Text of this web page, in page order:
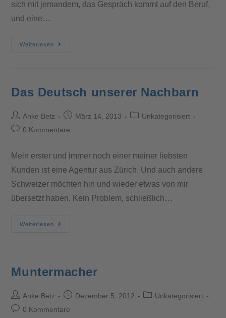
sich mit jemandem, das Gespräch kommt auf den Beruf,
und eine…
Weiterlesen
Das Deutsch unserer Nachbarn
Anke Betz März 14, 2013
Unkategorisiert
0 Kommentare
Mein erster und immer noch einer meiner liebsten
Kunden ist eine Agentur aus Zürich. Und auch andere
Schweizer möchten hin und wieder etwas von mir
übersetzt haben. Kein Problem, schließlich…
Weiterlesen
Muntermacher
Anke Betz Dezember 5, 2012
Unkategorisiert
0 Kommentare